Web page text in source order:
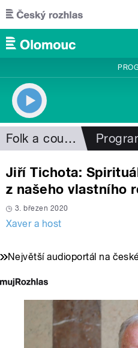
Přejít k hlavnímu obsahu
Folk a country
Jiří Tichota:
z našeho vlastního
3. březen 2020
Xaver a host
Největší audioportál na